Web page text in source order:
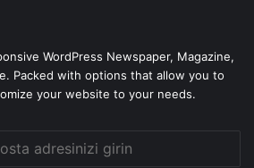
WordPress Newspaper, Magazine,
Packed with options that allow you to
your website to your needs.